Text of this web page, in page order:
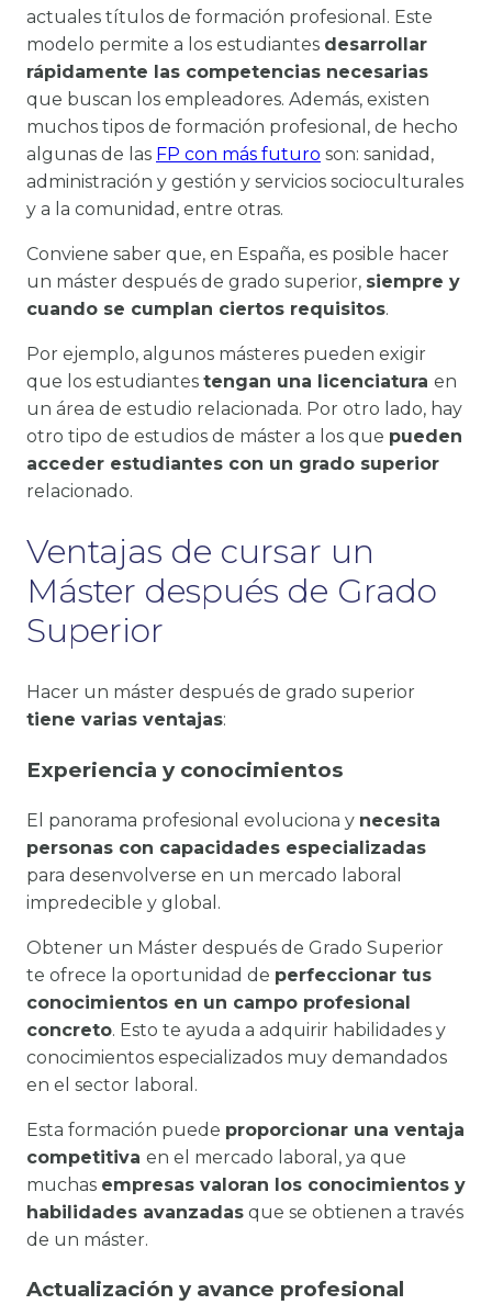
actuales títulos de formación profesional. Este
modelo permite a los estudiantes desarrollar
rápidamente las competencias necesarias
que buscan los empleadores. Además, existen
muchos tipos de formación profesional, de hecho
algunas de las FP con más futuro son: sanidad,
administración y gestión y servicios socioculturales
y a la comunidad, entre otras.
Conviene saber que, en España, es posible hacer
un máster después de grado superior, siempre y
cuando se cumplan ciertos requisitos.
Por ejemplo, algunos másteres pueden exigir
que los estudiantes tengan una licenciatura en
un área de estudio relacionada. Por otro lado, hay
otro tipo de estudios de máster a los que pueden
acceder estudiantes con un grado superior
relacionado.
Ventajas de cursar un
Máster después de Grado
Superior
Hacer un máster después de grado superior
tiene varias ventajas:
Experiencia y conocimientos
El panorama profesional evoluciona y necesita
personas con capacidades especializadas
para desenvolverse en un mercado laboral
impredecible y global.
Obtener un Máster después de Grado Superior
te ofrece la oportunidad de perfeccionar tus
conocimientos en un campo profesional
concreto. Esto te ayuda a adquirir habilidades y
conocimientos especializados muy demandados
en el sector laboral.
Esta formación puede proporcionar una ventaja
competitiva en el mercado laboral, ya que
muchas empresas valoran los conocimientos y
habilidades avanzadas que se obtienen a través
de un máster.
Actualización y avance profesional